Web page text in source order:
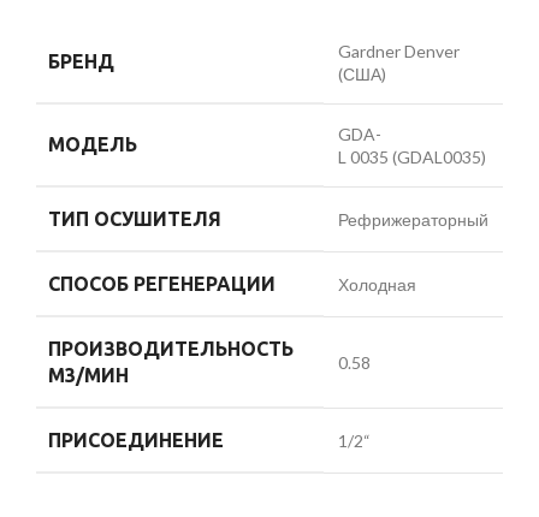
БРЕНД
Gardner Denver
(США)
МОДЕЛЬ
GDA-
L 0035 (GDAL0035)
ТИП ОСУШИТЕЛЯ Рефрижераторный
СПОСОБ РЕГЕНЕРАЦИИ Холодная
ПРОИЗВОДИТЕЛЬНОСТЬ
М3/МИН
0.58
ПРИСОЕДИНЕНИЕ 1/2“